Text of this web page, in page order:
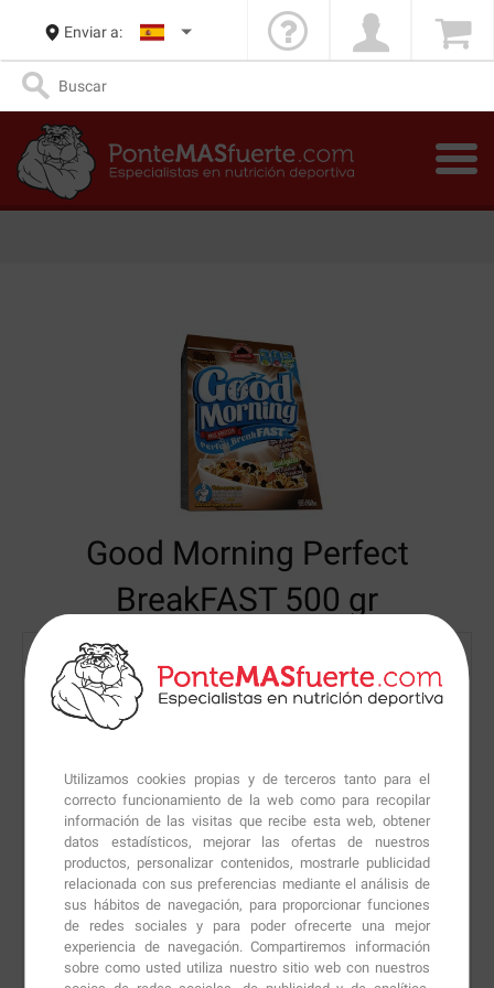
Utilizamos cookies propias y de terceros tanto para el
correcto funcionamiento de la web como para recopilar
información de las visitas que recibe esta web, obtener
datos estadísticos, mejorar las ofertas de nuestros
productos, personalizar contenidos, mostrarle publicidad
relacionada con sus preferencias mediante el análisis de
sus hábitos de navegación, para proporcionar funciones
de redes sociales y para poder ofrecerte una mejor
experiencia de navegación. Compartiremos información
sobre como usted utiliza nuestro sitio web con nuestros
Enviar a:
Good Morning Perfect
BreakFAST 500 gr